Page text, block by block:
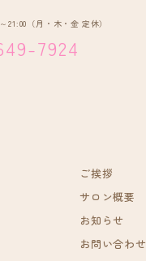
21:00 （月・木・金 定休）
7924
ご挨拶
サロン概要
お知らせ
お問い合わせ